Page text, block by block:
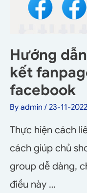
Hướng
kết
facebook
By admin / 23-11-2022
Thực hiện cách
cách giúp chủ
group dễ dàng,
điều này …